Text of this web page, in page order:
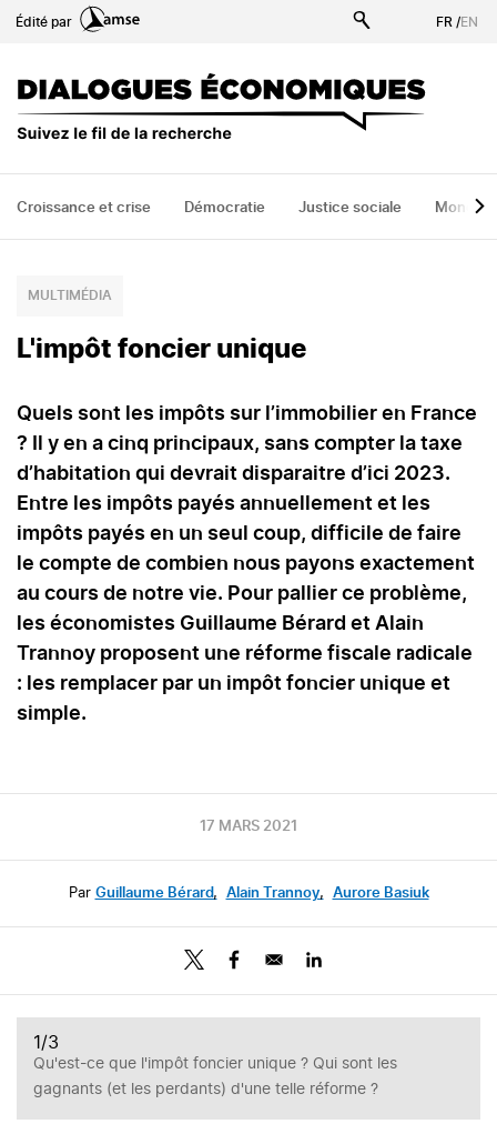
au
FR /EN
Édité par
Croissance et crise Démocratie Justice sociale Monde
MULTIMÉDIA
L'impôt foncier unique
Quels sont les impôts sur l’immobilier en France
? Il y en a cinq principaux, sans compter la taxe
d’habitation qui devrait disparaitre d’ici 2023.
Entre les impôts payés annuellement et les
impôts payés en un seul coup, difficile de faire
le compte de combien nous payons exactement
au cours de notre vie. Pour pallier ce problème,
les économistes Guillaume Bérard et Alain
Trannoy proposent une réforme fiscale radicale
: les remplacer par un impôt foncier unique et
simple.
17 MARS 2021
Par Guillaume Bérard, Alain Trannoy, Aurore Basiuk
1 /3
Qu'est-ce que l'impôt foncier unique ? Qui sont les
gagnants (et les perdants) d'une telle réforme ?